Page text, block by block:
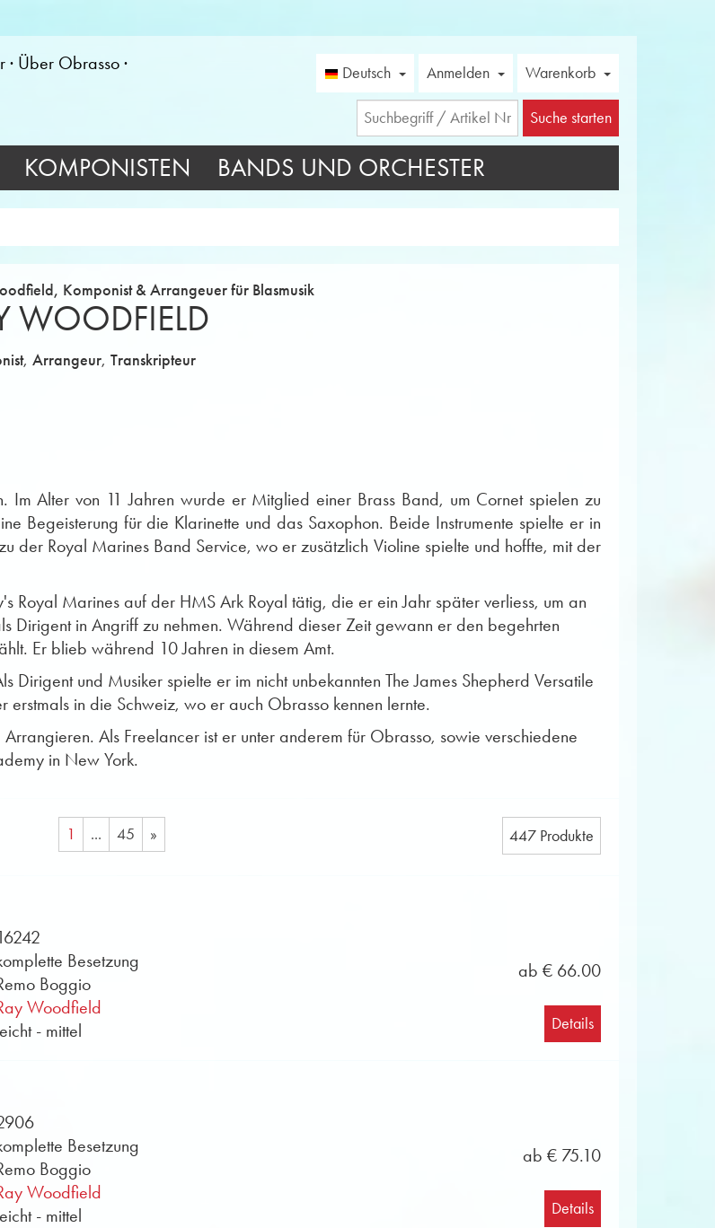
Über Obrasso
Deutsch Anmelden Warenkorb
Suche starten
KOMPONISTEN BANDS UND ORCHESTER
Komponist & Arrangeuer für Blasmusik
WOODFIELD
, Arrangeur, Transkripteur
Im Alter von 11 Jahren wurde er Mitglied einer Brass Band, um Cornet spielen zu
Begeisterung für die Klarinette und das Saxophon. Beide Instrumente spielte er in
der Royal Marines Band Service, wo er zusätzlich Violine spielte und hoffte, mit der
Royal Marines auf der HMS Ark Royal tätig, die er ein Jahr später verliess, um an
Dirigent in Angriff zu nehmen. Während dieser Zeit gewann er den begehrten
Er blieb während 10 Jahren in diesem Amt.
Dirigent und Musiker spielte er im nicht unbekannten The James Shepherd Versatile
erstmals in die Schweiz, wo er auch Obrasso kennen lernte.
Als Freelancer ist er unter anderem für Obrasso, sowie verschiedene
in New York.
447 Produkte
1 ... 45 »
Besetzung
Boggio
Woodfield
- mittel
ab € 66.00
Details
Besetzung
Boggio
Woodfield
- mittel
ab € 75.10
Details